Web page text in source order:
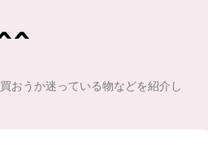
おうか迷っている物などを紹介し